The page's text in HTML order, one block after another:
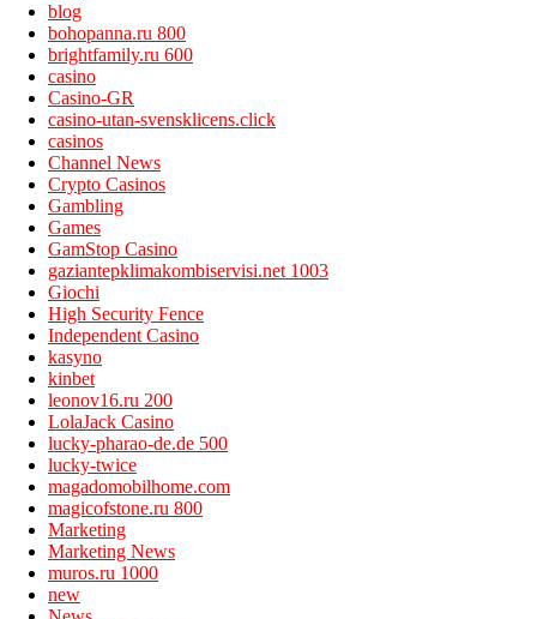
blog
bohopanna.ru 800
brightfamily.ru 600
casino
Casino-GR
casino-utan-svensklicens.click
casinos
Channel News
Crypto Casinos
Gambling
Games
GamStop Casino
gaziantepklimakombiservisi.net 1003
Giochi
High Security Fence
Independent Casino
kasyno
kinbet
leonov16.ru 200
LolaJack Casino
lucky-pharao-de.de 500
lucky-twice
magadomobilhome.com
magicofstone.ru 800
Marketing
Marketing News
muros.ru 1000
new